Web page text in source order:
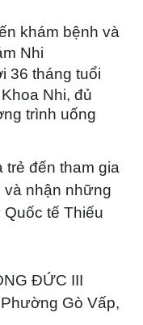
khám bệnh và
Nhi
36 tháng tuổi
Nhi, đủ
trình uống
đến tham gia
nhận những
tế Thiếu
ĐỨC III
Gò Vấp,